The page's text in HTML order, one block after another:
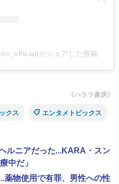
がシェアした投稿
《ハララ書房》
クス エンタメトピックス
ルニアだった...KARA・スン
中だ」
薬物使用で有罪、男性への性